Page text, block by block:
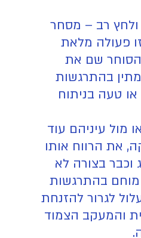
ולחץ רב – מסחר
פעולה מלאת
הסוחר שם את
בהתרגשות
טעה בניתוח
מול עיניהם עוד
את הרווח אותו
בצורה לא
מוחם בהתרגשות
לגרור להזנחת
והמעקב הצמוד